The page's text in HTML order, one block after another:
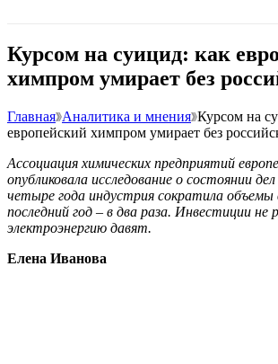
Курсом на суицид: как
химпром умирает без
Главная Аналитика и мнения Курсом на
европейский химпром умирает без
Ассоциация химических предприятий
опубликовала исследование о состоянии
четыре года индустрия сократила объемы
последний год – в два раза. Инвестиции
электроэнергию давят.
Елена Иванова